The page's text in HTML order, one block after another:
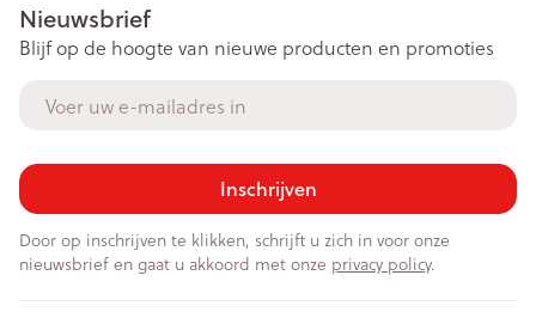
Nieuwsbrief
Blijf op de hoogte van nieuwe producten en promoties
Inschrijven
Door op inschrijven te klikken, schrijft u zich in voor onze
nieuwsbrief en gaat u akkoord met onze privacy policy.